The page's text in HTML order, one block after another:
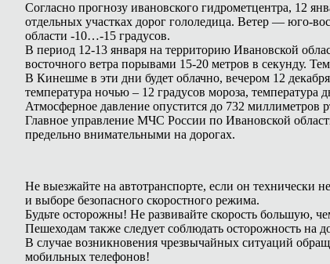
Согласно прогнозу ивановского гидрометцентра, 12
отдельных участках дорог гололедица. Ветер — юго-
области -10…-15 градусов.
В период 12-13 января на территорию Ивановской
восточного ветра порывами 15-20 метров в секунду.
В Кинешме в эти дни будет облачно, вечером 12
температура ночью – 12 градусов мороза, температура
Атмосферное давление опустится до 732
Главное управление МЧС России по Ивановской
предельно внимательными на дорогах.
Не выезжайте на автотранспорте, если он
и выборе безопасного скоростного режима.
Будьте осторожны! Не развивайте скорость большую,
Пешеходам также следует соблюдать осторожность на
В случае возникновения чрезвычайных ситуаций
мобильных телефонов!